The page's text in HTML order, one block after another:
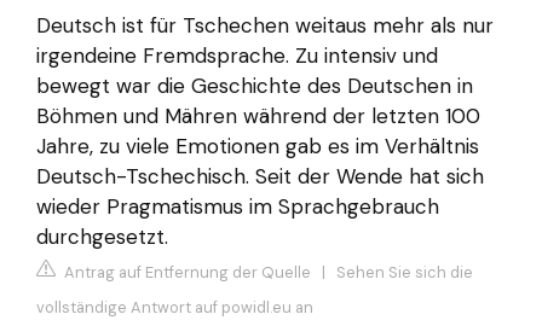
Deutsch ist für Tschechen weitaus mehr als nur
irgendeine Fremdsprache. Zu intensiv und
bewegt war die Geschichte des Deutschen in
Böhmen und Mähren während der letzten 100
Jahre, zu viele Emotionen gab es im Verhältnis
Deutsch-Tschechisch. Seit der Wende hat sich
wieder Pragmatismus im Sprachgebrauch
durchgesetzt.
Antrag auf Entfernung der Quelle | Sehen Sie sich die
vollständige Antwort auf powidl.eu an